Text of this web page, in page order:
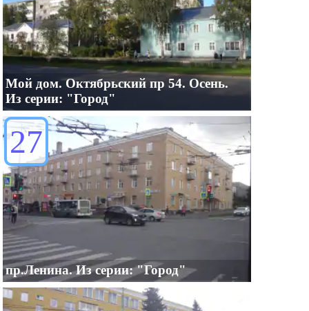
Мой дом. Октябрьский пр 54. Осень.
Из серии: "Город"
27
пр.Ленина. Из серии: "Город"